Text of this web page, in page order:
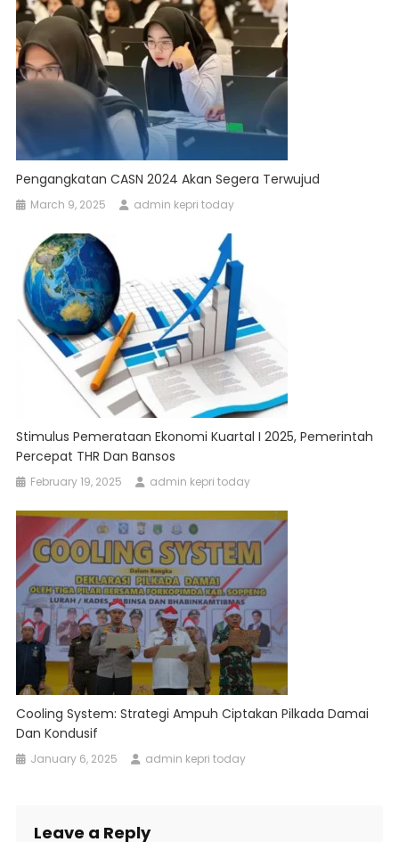
Pengangkatan CASN 2024 Akan Segera Terwujud
March 9, 2025 admin kepri today
Stimulus Pemerataan Ekonomi Kuartal I 2025, Pemerintah
Percepat THR Dan Bansos
February 19, 2025 admin kepri today
Cooling System: Strategi Ampuh Ciptakan Pilkada Damai
Dan Kondusif
January 6, 2025 admin kepri today
Leave a Reply